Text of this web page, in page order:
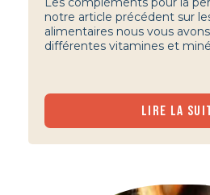
notre article précédent sur
alimentaires nous vous
différentes vitamines et
LIRE LA